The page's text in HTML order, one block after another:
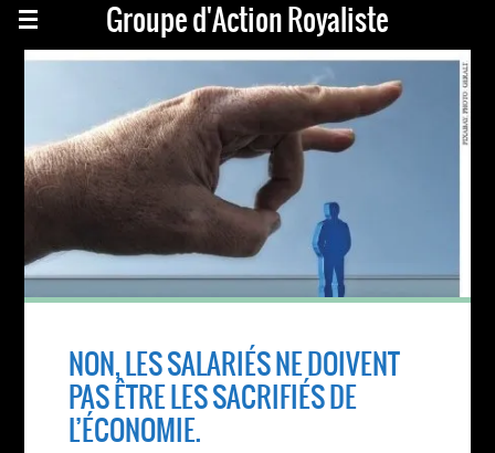
Groupe d'Action Royaliste
NON, LES SALARIÉS NE DOIVENT
PAS ÊTRE LES SACRIFIÉS DE
L’ÉCONOMIE.